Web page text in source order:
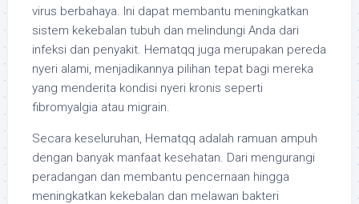
virus berbahaya. Ini dapat membantu meningkatkan
sistem kekebalan tubuh dan melindungi Anda dari
infeksi dan penyakit. Hematqq juga merupakan pereda
nyeri alami, menjadikannya pilihan tepat bagi mereka
yang menderita kondisi nyeri kronis seperti
fibromyalgia atau migrain.
Secara keseluruhan, Hematqq adalah ramuan ampuh
dengan banyak manfaat kesehatan. Dari mengurangi
peradangan dan membantu pencernaan hingga
meningkatkan kekebalan dan melawan bakteri